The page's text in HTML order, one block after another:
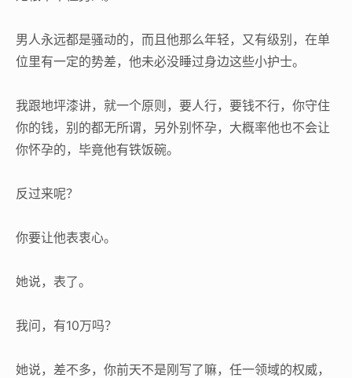
男人永远都是骚动的，而且他那么年轻，又有级别，在单
位里有一定的势差，他未必没睡过身边这些小护士。
我跟地坪漆讲，就一个原则，要人行，要钱不行，你守住
你的钱，别的都无所谓，另外别怀孕，大概率他也不会让
你怀孕的，毕竟他有铁饭碗。
反过来呢？
你要让他表衷心。
她说，表了。
我问，有10万吗？
她说，差不多，你前天不是刚写了嘛，任一领域的权威，